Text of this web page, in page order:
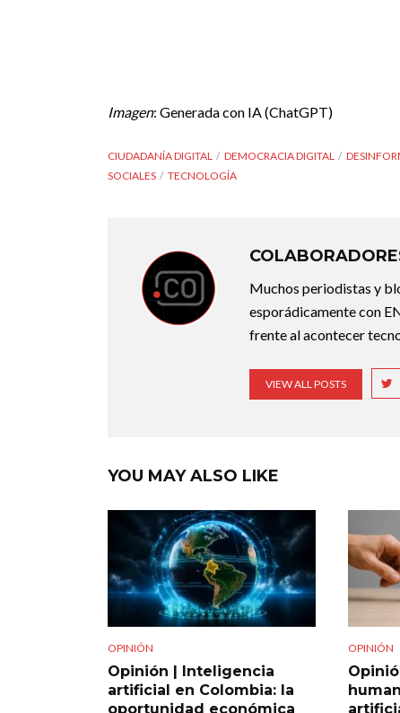
Imagen: Generada con IA (ChatGPT)
CIUDADANÍA DIGITAL DEMOCRACIA DIGITAL
SOCIALES
TECNOLOGÍA
Muchos periodistas y
esporádicamente con
frente al acontecer
VIEW ALL POSTS
YOU MAY ALSO LIKE
OPINIÓN
Opinión | Inteligencia
artificial en Colombia: la
oportunidad económica
OPINIÓN